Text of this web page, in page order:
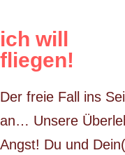
ich will
fliegen!
Der freie Fall ins
an… Unsere
Angst! Du und